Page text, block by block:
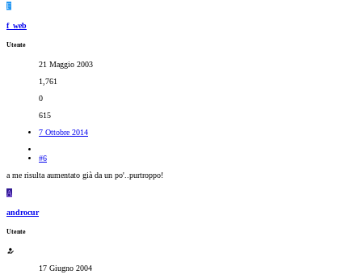
F
f_web
Utente
21 Maggio 2003
1,761
0
615
7 Ottobre 2014
#6
a me risulta aumentato già da un po'..purtroppo!
A
androcur
Utente
17 Giugno 2004